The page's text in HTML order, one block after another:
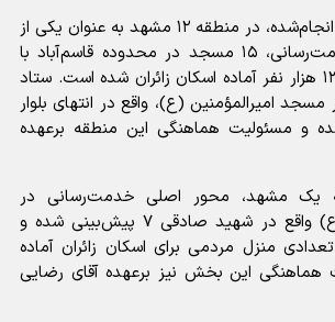
بر اساس برنامه‌ریزی انجام‌شده، در منطقه ۱۲ مشهد به عنوان یکی از
محور‌های اصلی خدمت‌رسانی، ۱۵ مسجد در محدوده قاسم‌آباد با
ظرفیت حدود ۱۲ تا ۱۳ هزار نفر آماده اسکان زائران شده است. ستاد
امیرالمؤمنین (ع)، واقع در انتهای بلوار
شده و مسئولیت هماهنگی این منطقه برعهده
یک مشهد، محور اصلی خدمت‌رسانی در
مسجد امام جواد (ع) واقع در شهید صادقی ۷ پیش‌بینی شده و
و تعدادی منزل مردمی برای اسکان زائران آماده
این بخش نیز برعهده آقای رضایی